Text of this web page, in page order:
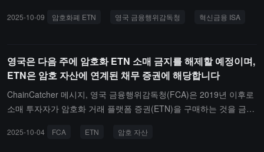
프랑스의 금융 투자를 보유한 성인 중 거의 4분의 1, 북유럽 지역의 9
저축 계좌(ISA) 및 등록 연금 계획에서 면세로 보유될 수 있다고 확인
증권 거래소는 21Shares, WisdomTree 및 ETC Group과 같은 발행
자의 여러 암호화폐 ETN을 상장했으며, 이전에는 전문 투자자에게만
개방되었습니다. 이러한 제품은 규제된 수탁 기관이 보유한 기초 자
산으로 완전히 실물 지원되어야 하며, 레버리지를 사용할 수 없습니
2025-10-09 암호화폐 ETN 영국 금융행위감독청 혁신금융 ISA
영국은 다음 주에 암호화 ETN 소매 금지를 해제할 예정이며,
ETN은 암호 자산에 연계된 채무 증권에 해당합니다
ChainCatcher 메시지, 영국 금융행위감독청(FCA)은 2019년 이후로
소매 투자자가 암호화 거래 플랫폼 증권(ETN)을 구매하는 것을 금지
FCA 승인된 영국 현지 투자 거래소에 상장되어야 합니다.ETF와 달
2025-10-04 FCA ETN 암호 자산